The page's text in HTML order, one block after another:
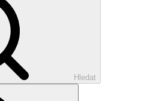
Hledat